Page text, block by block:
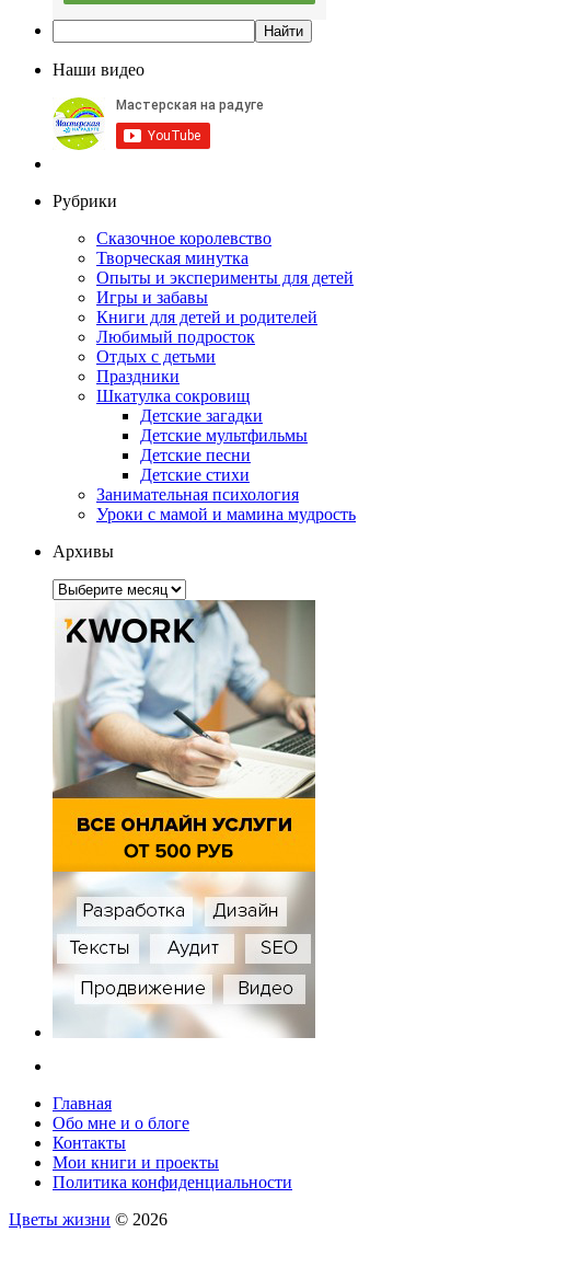
Наши видео
Рубрики
Сказочное королевство
Творческая минутка
Опыты и эксперименты для детей
Игры и забавы
Книги для детей и родителей
Любимый подросток
Отдых с детьми
Праздники
Шкатулка сокровищ
Детские загадки
Детские мультфильмы
Детские песни
Детские стихи
Занимательная психология
Уроки с мамой и мамина мудрость
Архивы
Архивы
Главная
Обо мне и о блоге
Контакты
Мои книги и проекты
Политика конфиденциальности
Цветы жизни © 2026